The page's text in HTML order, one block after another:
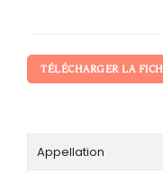
TÉLÉCHARGER LA
Appellation